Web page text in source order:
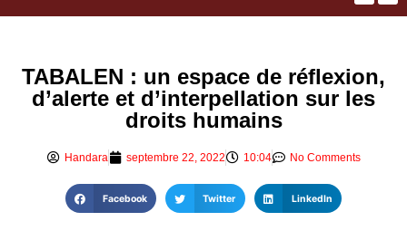
TABALEN : un espace de réflexion,
d’alerte et d’interpellation sur les
droits humains
Handara septembre 22, 2022 10:04 No Comments
Facebook Twitter LinkedIn